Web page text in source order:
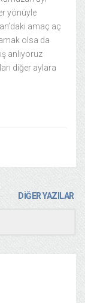
yönüyle
amaç aç
olsa da
anlıyoruz
diğer aylara
DİĞER YAZILAR